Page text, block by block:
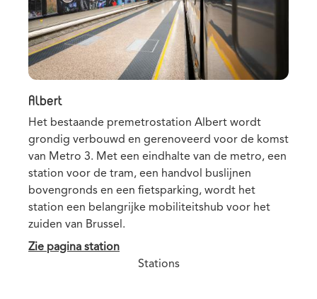
Albert
Het bestaande premetrostation Albert wordt
grondig verbouwd en gerenoveerd voor de komst
van Metro 3. Met een eindhalte van de metro, een
station voor de tram, een handvol buslijnen
bovengronds en een fietsparking, wordt het
station een belangrijke mobiliteitshub voor het
zuiden van Brussel.
Zie pagina station
Stations